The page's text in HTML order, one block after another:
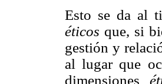
Esto se da al
éticos que, si
gestión y
al lugar que
dimensiones